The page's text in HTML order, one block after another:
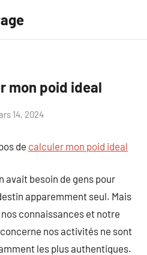
mon poid ideal
14, 2024
de calculer mon poid ideal
avait besoin de gens pour
apparemment seul. Mais
connaissances et notre
nos activités ne sont
les plus authentiques.